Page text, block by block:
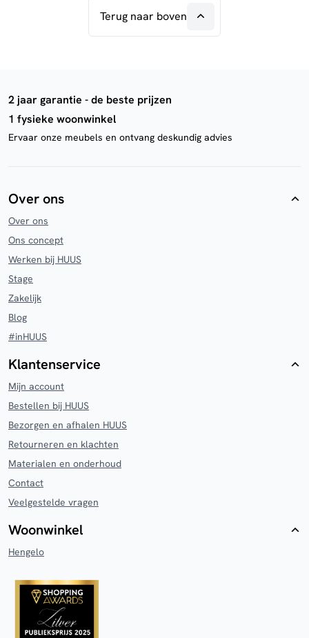
Terug naar boven
2 jaar garantie - de beste prijzen
1 fysieke woonwinkel
Ervaar onze meubels en ontvang deskundig advies
Over ons
Over ons
Ons concept
Werken bij HUUS
Stage
Zakelijk
Blog
#inHUUS
Klantenservice
Mijn account
Bestellen bij HUUS
Bezorgen en afhalen HUUS
Retourneren en klachten
Materialen en onderhoud
Contact
Veelgestelde vragen
Woonwinkel
Hengelo